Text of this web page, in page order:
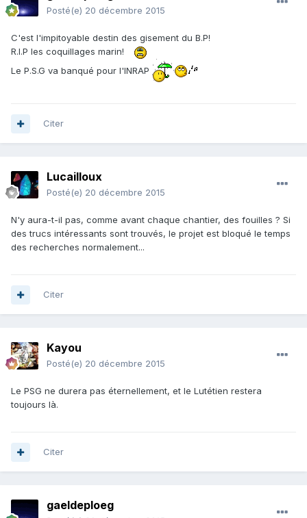
Posté(e) 20 décembre 2015
C'est l'impitoyable destin des gisement du B.P!
R.I.P les coquillages marin!
Le P.S.G va banqué pour l'INRAP
Citer
Lucailloux
Posté(e) 20 décembre 2015
N'y aura-t-il pas, comme avant chaque chantier, des fouilles ? Si
des trucs intéressants sont trouvés, le projet est bloqué le temps
des recherches normalement...
Citer
Kayou
Posté(e) 20 décembre 2015
Le PSG ne durera pas éternellement, et le Lutétien restera
toujours là.
Citer
gaeldeploeg